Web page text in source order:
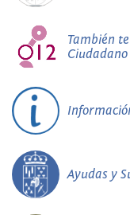
También
Ciudadano
Ayudas y